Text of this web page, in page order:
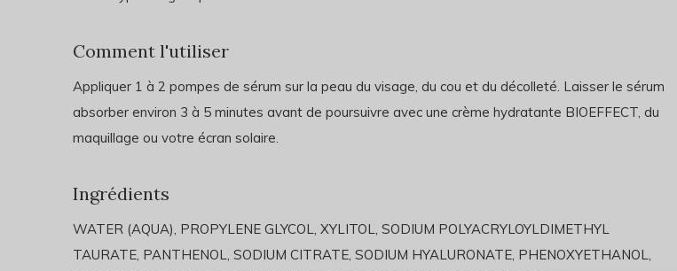
Comment l'utiliser
Appliquer 1 à 2 pompes de sérum sur la peau du visage, du cou et du décolleté. Laisser le sérum
absorber environ 3 à 5 minutes avant de poursuivre avec une crème hydratante BIOEFFECT, du
maquillage ou votre écran solaire.
Ingrédients
WATER (AQUA), PROPYLENE GLYCOL, XYLITOL, SODIUM POLYACRYLOYLDIMETHYL
TAURATE, PANTHENOL, SODIUM CITRATE, SODIUM HYALURONATE, PHENOXYETHANOL,